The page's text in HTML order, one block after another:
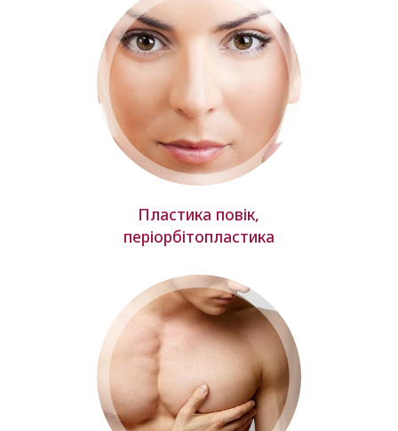
Пластика повік,
періорбітопластика